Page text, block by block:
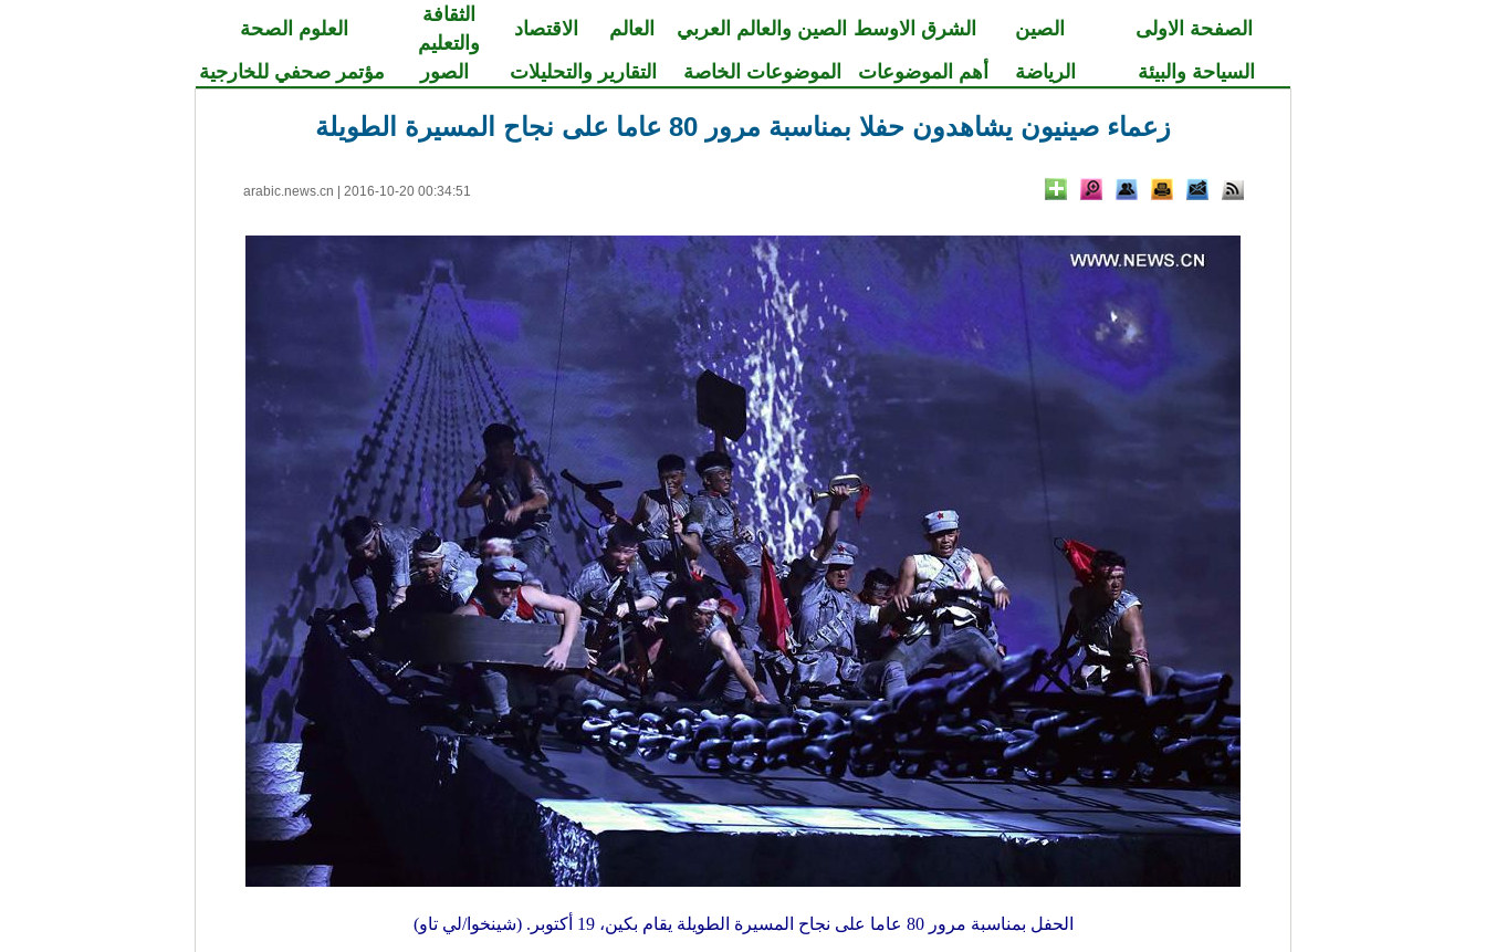
الصفحة الاولى الصين الشرق الاوسط الصين والعالم العربي العالم الاقتصاد
الثقافة
والتعليم
العلوم الصحة
السياحة والبيئة
الرياضة أهم الموضوعات الموضوعات الخاصة التقارير والتحليلات الصور مؤتمر صحفي للخارجية
زعماء صينيون يشاهدون حفلا بمناسبة مرور 80 عاما على نجاح المسيرة الطويلة
arabic.news.cn 2016-10-20 00:34:51
الحفل بمناسبة مرور 80 عاما على نجاح المسيرة الطويلة يقام بكين، 19 أكتوبر. (شينخوا/لي تاو)